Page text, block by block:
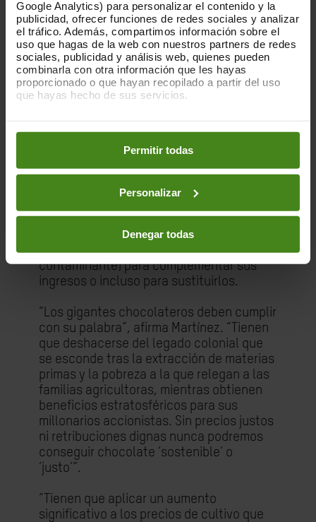
Google Analytics) para personalizar el contenido y la
publicidad, ofrecer funciones de redes sociales y analizar
el tráfico. Además, compartimos información sobre el
uso que hagas de la web con nuestros partners de redes
sociales, publicidad y análisis web, quienes pueden
combinarla con otra información que les hayas
proporcionado o que hayan recopilado a partir del uso
que hayas hecho de sus servicios.
preferencias accediendo a nuestraPolítica de Cookieso
en los botones facilitados a continuación:
Permitir todas
Personalizar
Denegar todas
agricultoras– que las grandes empresas
abonaron se tradujo en un aumento
relevante de sus ingresos.
La falta de voluntad de las grandes
empresas chocolateras para ofrecer
suma a décadas de compromisos vacíos
para eliminar de sus cadenas de
suministro el trabajo infantil, la pobreza y
quienes venden sus tierras a mineros
ilegales o recurren a la minería galamsey
(minería artesanal no regulada y muy
contaminante) para complementar sus
ingresos o incluso para sustituirlos.
“Los gigantes chocolateros deben cumplir
con su palabra”, afirma Martínez. “Tienen
que deshacerse del legado colonial que
se esconde tras la extracción de materias
primas y la pobreza a la que relegan a las
familias agricultoras, mientras obtienen
beneficios estratosféricos para sus
millonarios accionistas. Sin precios justos
ni retribuciones dignas nunca podremos
conseguir chocolate ‘sostenible’ o
‘justo’”.
“Tienen que aplicar un aumento
significativo a los precios de cultivo que